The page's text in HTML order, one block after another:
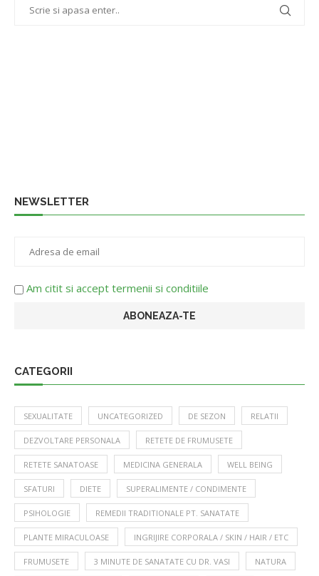
NEWSLETTER
Am citit si accept termenii si conditiile
CATEGORII
SEXUALITATE UNCATEGORIZED DE SEZON RELATII
DEZVOLTARE PERSONALA RETETE DE FRUMUSETE
RETETE SANATOASE MEDICINA GENERALA WELL BEING
SFATURI DIETE SUPERALIMENTE / CONDIMENTE
PSIHOLOGIE REMEDII TRADITIONALE PT. SANATATE
PLANTE MIRACULOASE INGRIJIRE CORPORALA / SKIN / HAIR / ETC
FRUMUSETE 3 MINUTE DE SANATATE CU DR. VASI NATURA